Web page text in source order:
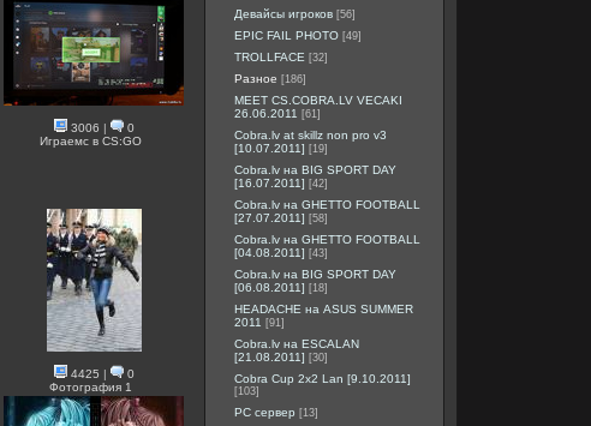
3006 |
0
Играемс в CS:GO
4425 |
0
Фотография 1
Девайсы игроков [56]
EPIC FAIL PHOTO [49]
TROLLFACE [32]
Разное [186]
MEET CS.COBRA.LV VECAKI
26.06.2011 [61]
Cobra.lv at skillz non pro v3
[10.07.2011] [19]
Cobra.lv на BIG SPORT DAY
[16.07.2011] [42]
Cobra.lv на GHETTO FOOTBALL
[27.07.2011] [58]
Cobra.lv на GHETTO FOOTBALL
[04.08.2011] [43]
Cobra.lv на BIG SPORT DAY
[06.08.2011] [18]
HEADACHE на ASUS SUMMER
2011 [91]
Cobra.lv на ESCALAN
[21.08.2011] [30]
Cobra Cup 2x2 Lan [9.10.2011]
[103]
PC сервер [13]